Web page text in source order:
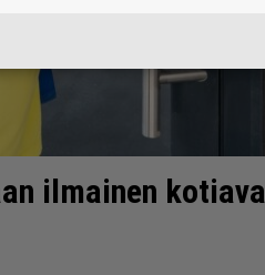
ilmainen